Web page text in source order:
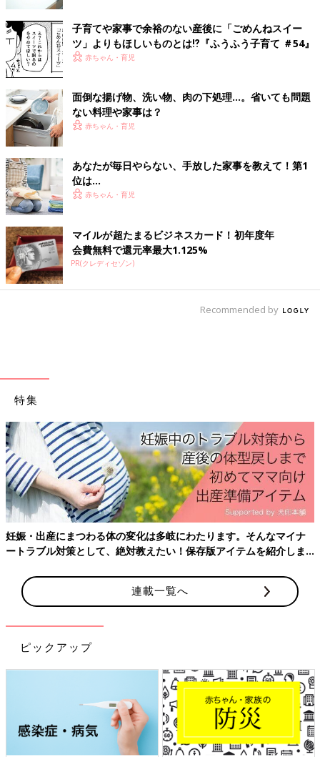
（文・井上裕紀子）
なぜそうなる？！ママたち総ツッコミ
「夫の家事あるある」総集編
と言う夫に安心して家事を任せたら、結果的に
ありがた迷惑になってしまったというケース
も。妻たちが体験した夫の家事あるあるエピソ
■文中のコメントはすべて、『ウィメンズパーク』の投稿を再編
集したものです。
子育てや家事で余裕のない産後に「ごめんねスイー
ツ」よりもほしいものとは⁉︎『ふうふう子育て ＃54』
赤ちゃん・育児
面倒な揚げ物、洗い物、肉の下処理…。省いても問題
ない料理や家事は？
赤ちゃん・育児
あなたが毎日やらない、手放した家事を教えて！第1
位は…
赤ちゃん・育児
マイルが超たまるビジネスカード！初年度年
会費無料で還元率最大1.125%
PR(クレディセゾン)
Recommended by
特集
妊娠・出産にまつわる体の変化は多岐にわたります。そんなマイナ
ートラブル対策として、絶対教えたい！保存版アイテムを紹介しま
連載一覧へ
ピックアップ